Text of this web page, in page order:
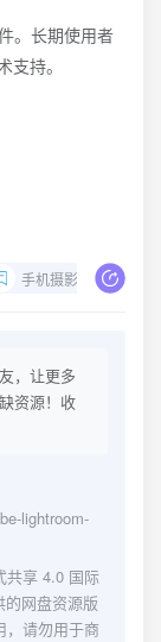
。长期使用者
持。
手机摄影后期工具
，让更多
资源！收
lightroom-
共享 4.0 国际
网盘资源版
，请勿用于商